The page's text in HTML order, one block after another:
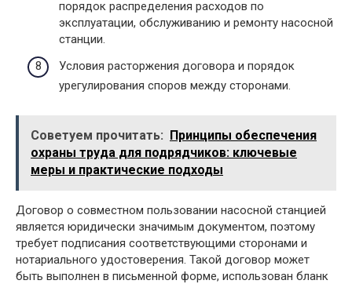
порядок распределения расходов по
эксплуатации, обслуживанию и ремонту насосной
станции.
Условия расторжения договора и порядок
урегулирования споров между сторонами.
Советуем прочитать: Принципы обеспечения
охраны труда для подрядчиков: ключевые
меры и практические подходы
Договор о совместном пользовании насосной станцией
является юридически значимым документом, поэтому
требует подписания соответствующими сторонами и
нотариального удостоверения. Такой договор может
быть выполнен в письменной форме, использован бланк